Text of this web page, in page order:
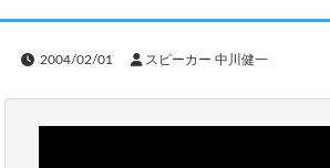
2004/02/01 スピーカー 中川健一